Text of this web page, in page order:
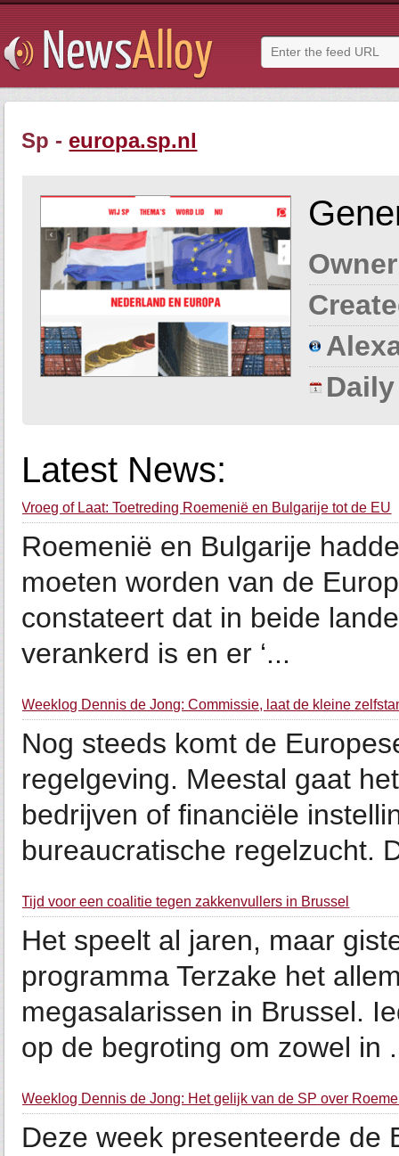
Sp - europa.sp.nl
Latest News:
Vroeg of Laat: Toetreding Roemenië en Bulgarije tot de EU
Roemenië en Bulgarije
moeten worden van de
constateert dat in beide
verankerd is en er ‘...
Weeklog Dennis de Jong: Commissie, laat de kleine
Nog steeds komt de
regelgeving. Meestal gaat
bedrijven of financiële
bureaucratische regelzucht.
Tijd voor een coalitie tegen zakkenvullers in Brussel
Het speelt al jaren, maar
programma Terzake het
megasalarissen in Brussel.
op de begroting om zowel in
Weeklog Dennis de Jong: Het gelijk van de SP over
Deze week presenteerde de